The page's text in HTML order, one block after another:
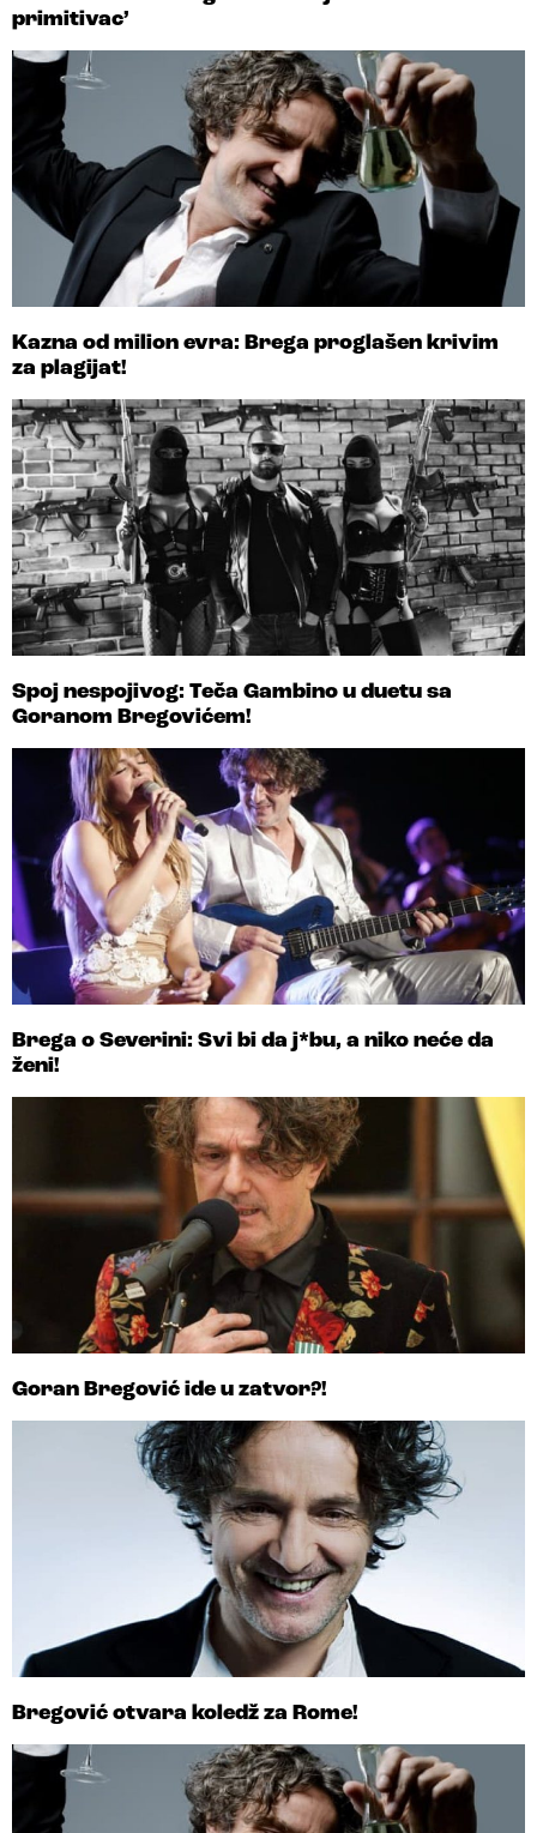
primitivac’
Kazna od milion evra: Brega proglašen krivim
za plagijat!
Spoj nespojivog: Teča Gambino u duetu sa
Goranom Bregovićem!
Brega o Severini: Svi bi da j*bu, a niko neće da
ženi!
Goran Bregović ide u zatvor?!
Bregović otvara koledž za Rome!